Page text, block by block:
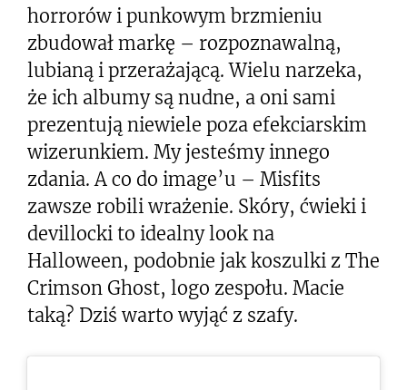
horrorów i punkowym brzmieniu
zbudował markę – rozpoznawalną,
lubianą i przerażającą. Wielu narzeka,
że ich albumy są nudne, a oni sami
prezentują niewiele poza efekciarskim
wizerunkiem. My jesteśmy innego
zdania. A co do image’u – Misfits
zawsze robili wrażenie. Skóry, ćwieki i
devillocki to idealny look na
Halloween, podobnie jak koszulki z The
Crimson Ghost, logo zespołu. Macie
taką? Dziś warto wyjąć z szafy.